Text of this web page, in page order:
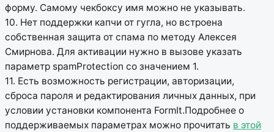
форму. Самому чекбоксу имя можно не указывать.
10. Нет поддержки капчи от гугла, но встроена
собственная защита от спама по методу Алексея
Смирнова. Для активации нужно в вызове указать
параметр spamProtection со значением 1.
11. Есть возможность регистрации, авторизации,
сброса пароля и редактирования личных данных, при
условии установки компонента FormIt.Подробнее о
поддерживаемых параметрах можно прочитать в этой